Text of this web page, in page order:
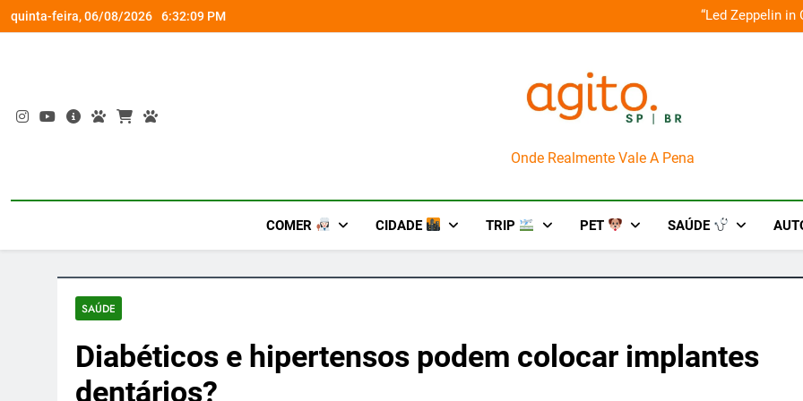
Skip
to
quinta-feira, 06/08/2026 6:32:10 PM
diversão e conexão “Led Zeppelin in Concert” retorna aos palcos com a Nova Orquestra Cobasi participa do
AgitoSP
Onde Realmente Vale A Pena
COMER CIDADE TRIP PET SAÚDE
SAÚDE
Diabéticos e hipertensos podem colocar implantes
dentários?